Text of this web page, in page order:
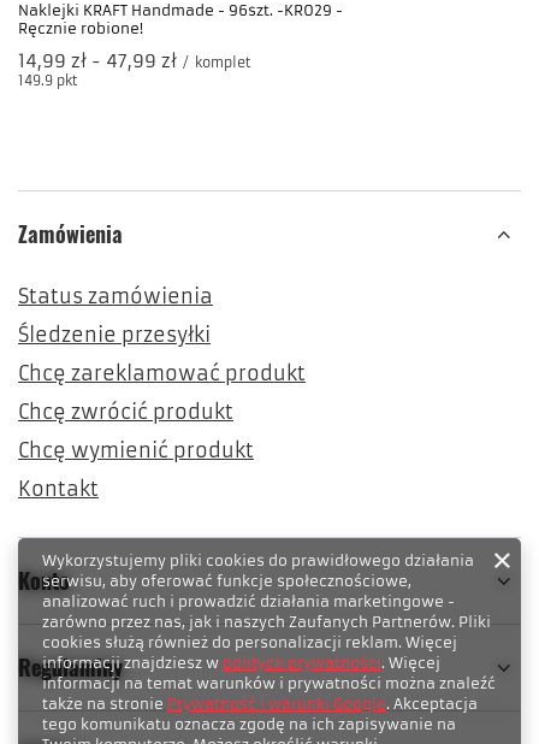
Naklejki KRAFT Handmade - 96szt. -KR029 -
Ręcznie robione!
od
14,99 zł - do
47,99 zł / komplet
149.9 pkt
Zamówienia
Status zamówienia
Śledzenie przesyłki
Chcę zareklamować produkt
Chcę zwrócić produkt
Chcę wymienić produkt
Kontakt
Konto
Regulaminy
Wykorzystujemy pliki cookies do prawidłowego działania
serwisu, aby oferować funkcje społecznościowe,
analizować ruch i prowadzić działania marketingowe -
zarówno przez nas, jak i naszych Zaufanych Partnerów. Pliki
cookies służą również do personalizacji reklam. Więcej
informacji znajdziesz w polityce prywatności. Więcej
informacji na temat warunków i prywatności można znaleźć
także na stronie Prywatność i warunki Google. Akceptacja
tego komunikatu oznacza zgodę na ich zapisywanie na